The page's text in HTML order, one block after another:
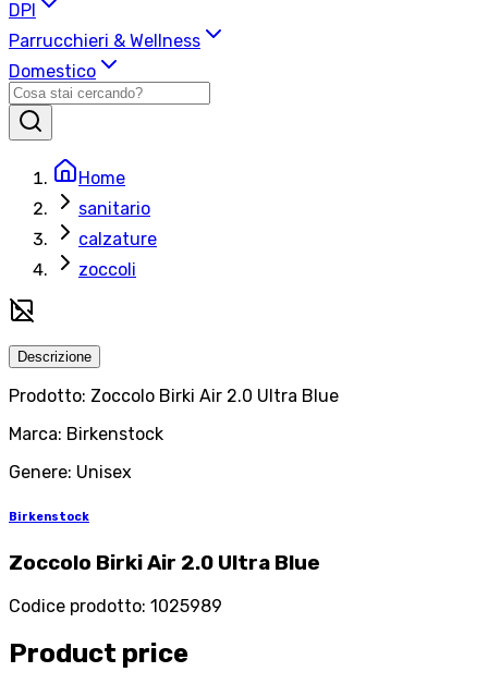
DPI
Parrucchieri & Wellness
Domestico
Home
sanitario
calzature
zoccoli
Descrizione
Prodotto: Zoccolo Birki Air 2.0 Ultra Blue
Marca: Birkenstock
Genere: Unisex
Birkenstock
Zoccolo Birki Air 2.0 Ultra Blue
Codice prodotto: 1025989
Product price